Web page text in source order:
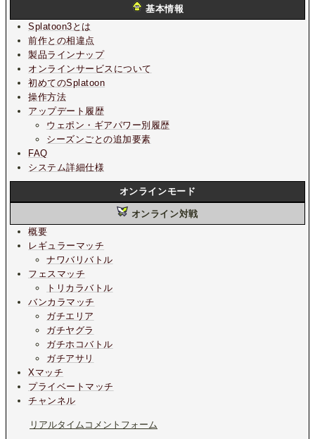
基本情報
Splatoon3とは
前作との相違点
製品ラインナップ
オンラインサービスについて
初めてのSplatoon
操作方法
アップデート履歴
ウェポン・ギアパワー別履歴
シーズンごとの追加要素
FAQ
システム詳細仕様
オンラインモード
オンライン対戦
概要
レギュラーマッチ
ナワバリバトル
フェスマッチ
トリカラバトル
バンカラマッチ
ガチエリア
ガチヤグラ
ガチホコバトル
ガチアサリ
Xマッチ
プライベートマッチ
チャンネル
リアルタイムコメントフォーム